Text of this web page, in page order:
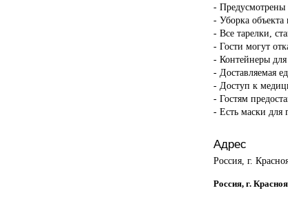
- Предусмотрены
- Уборка
- Все тарелки,
- Гости могут
- Контейнеры для
- Доставляемая
- Доступ к
- Гостям
- Есть маски для
Адрес
Россия, г.
Россия, г.